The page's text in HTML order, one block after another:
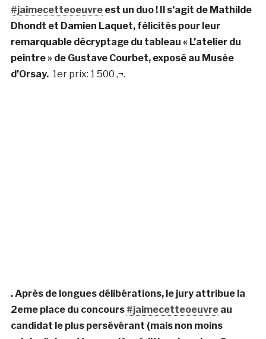
#jaimecetteoeuvreest un duo ! Il s’agit de Mathilde
Dhondt et Damien Laquet, félicités pour leur
remarquable décryptage du tableau « L’atelier du
peintre » de Gustave Courbet, exposé au Musée
d’Orsay. 1er prix: 1 500 ‚¬.
. Après de longues délibérations, le jury attribue la
2eme place du concours #jaimecetteoeuvreau
candidat le plus persévérant (mais non moins